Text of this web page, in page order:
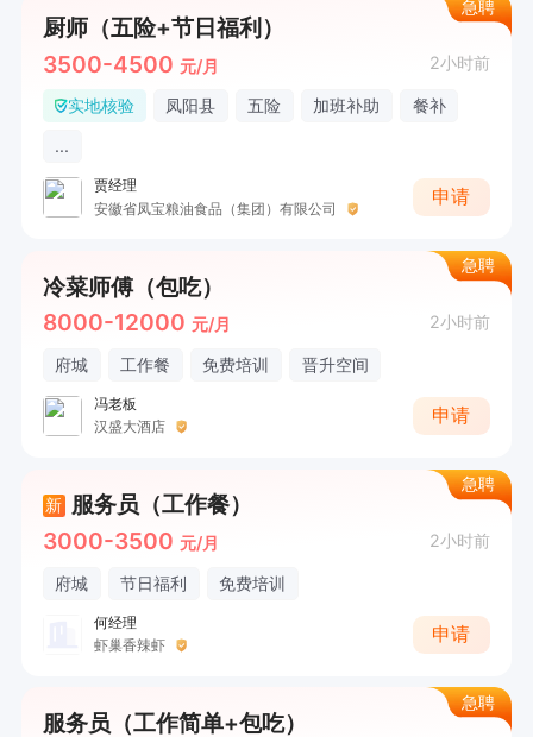
急聘
厨师（五险+节日福利）
3500-4500 元/月 2小时前
实地核验 凤阳县 五险 加班补助
餐补
...
贾经理
安徽省凤宝粮油食品（集团）有限公司
申请
急聘
冷菜师傅（包吃）
8000-12000 元/月 2小时前
府城 工作餐 免费培训 晋升空间
冯老板
汉盛大酒店
申请
急聘
新 服务员（工作餐）
3000-3500 元/月 2小时前
府城 节日福利 免费培训
何经理
虾巢香辣虾
申请
急聘
服务员（工作简单+包吃）